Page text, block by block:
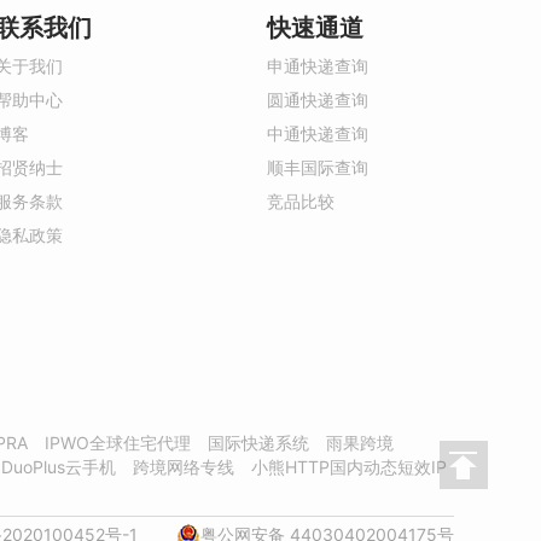
系我们
于我们
助中心
客
贤纳士
务条款
私政策
快速通道
申通快递查询
圆通快递查询
中通快递查询
顺丰国际查询
竞品比较
IPWO全球住宅代理 国际快递系统
雨果跨境
DuoPlus云手机
跨境网络专线 小熊HTTP国内动态短效IP
2020100452号-1 粤公网安备 44030402004175号